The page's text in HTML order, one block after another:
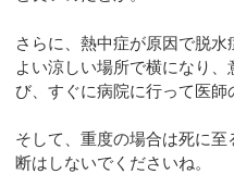
さらに、熱中症が原因で脱
よい涼しい場所で横になり
び、すぐに病院に行って医師
そして、重度の場合は死に至
断はしないでくださいね。